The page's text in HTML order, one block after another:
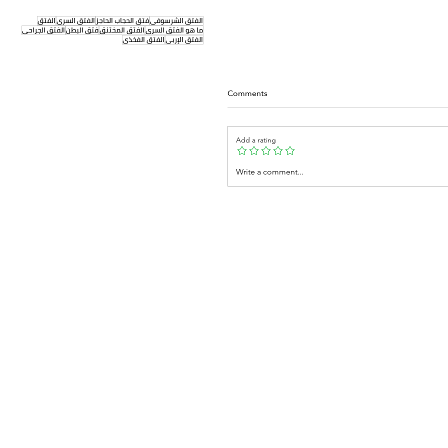
الفتقالفتق السريفتق الحجاب الحاجزالفتق الشرسوفي
الفتق الجراحيفتق البطنالفتق المختنقما هو الفتق السري
الفتق الفخذيالفتق الإربي
الفتق الإربي عند الرجال
Comments
Add a rating
Write a comment...